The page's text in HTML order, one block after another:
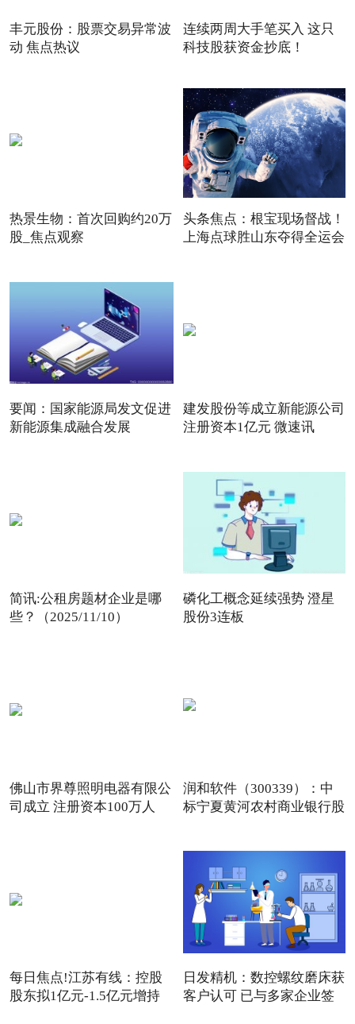
丰元股份：股票交易异常波
动 焦点热议
连续两周大手笔买入 这只
科技股获资金抄底！
热景生物：首次回购约20万
股_焦点观察
头条焦点：根宝现场督战！
上海点球胜山东夺得全运会
要闻：国家能源局发文促进
新能源集成融合发展
建发股份等成立新能源公司
注册资本1亿元 微速讯
简讯:公租房题材企业是哪
些？（2025/11/10）
磷化工概念延续强势 澄星
股份3连板
佛山市界尊照明电器有限公
司成立 注册资本100万人
润和软件（300339）：中
标宁夏黄河农村商业银行股
每日焦点!江苏有线：控股
股东拟1亿元-1.5亿元增持
日发精机：数控螺纹磨床获
客户认可 已与多家企业签